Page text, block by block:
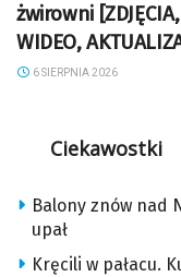
żwirowni [ZDJĘCIA,
WIDEO,
6 SIERPNIA 2026
Ciekawostki
Balony znów nad
upał
Kręcili w pałacu.